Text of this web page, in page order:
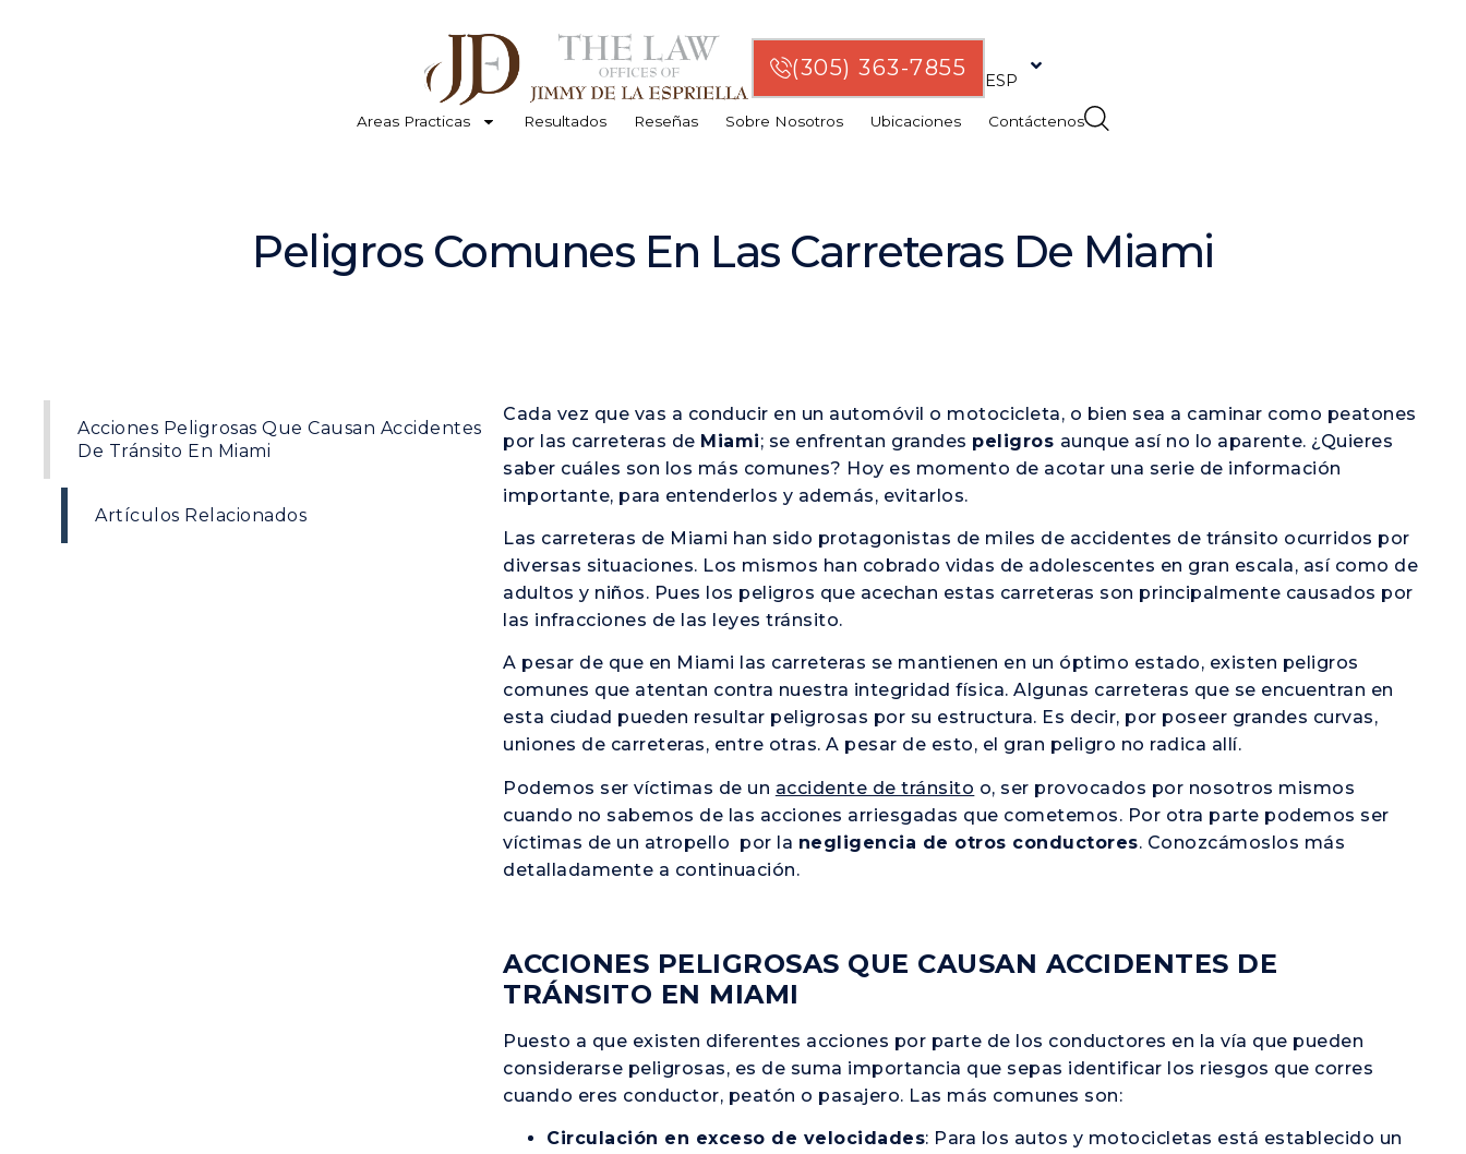
Areas Practicas Resultados Reseñas Sobre Nosotros Ubicaciones Contáctenos
(305) 363-7855
ESP
ENG
Peligros Comunes En Las Carreteras De Miami
Acciones Peligrosas Que Causan Accidentes
De Tránsito En Miami
Artículos Relacionados
Cada vez que vas a conducir en un automóvil o motocicleta, o bien sea a caminar como peatones
por las carreteras de Miami; se enfrentan grandes peligros aunque así no lo aparente. ¿Quieres
saber cuáles son los más comunes? Hoy es momento de acotar una serie de información
importante, para entenderlos y además, evitarlos.
Las carreteras de Miami han sido protagonistas de miles de accidentes de tránsito ocurridos por
diversas situaciones. Los mismos han cobrado vidas de adolescentes en gran escala, así como de
adultos y niños. Pues los peligros que acechan estas carreteras son principalmente causados por
las infracciones de las leyes tránsito.
A pesar de que en Miami las carreteras se mantienen en un óptimo estado, existen peligros
comunes que atentan contra nuestra integridad física. Algunas carreteras que se encuentran en
esta ciudad pueden resultar peligrosas por su estructura. Es decir, por poseer grandes curvas,
uniones de carreteras, entre otras. A pesar de esto, el gran peligro no radica allí.
Podemos ser víctimas de un accidente de tránsito o, ser provocados por nosotros mismos
cuando no sabemos de las acciones arriesgadas que cometemos. Por otra parte podemos ser
víctimas de un atropello por la negligencia de otros conductores. Conozcámoslos más
detalladamente a continuación.
ACCIONES PELIGROSAS QUE CAUSAN ACCIDENTES DE
TRÁNSITO EN MIAMI
Puesto a que existen diferentes acciones por parte de los conductores en la vía que pueden
considerarse peligrosas, es de suma importancia que sepas identificar los riesgos que corres
cuando eres conductor, peatón o pasajero. Las más comunes son:
Circulación en exceso de velocidades: Para los autos y motocicletas está establecido un